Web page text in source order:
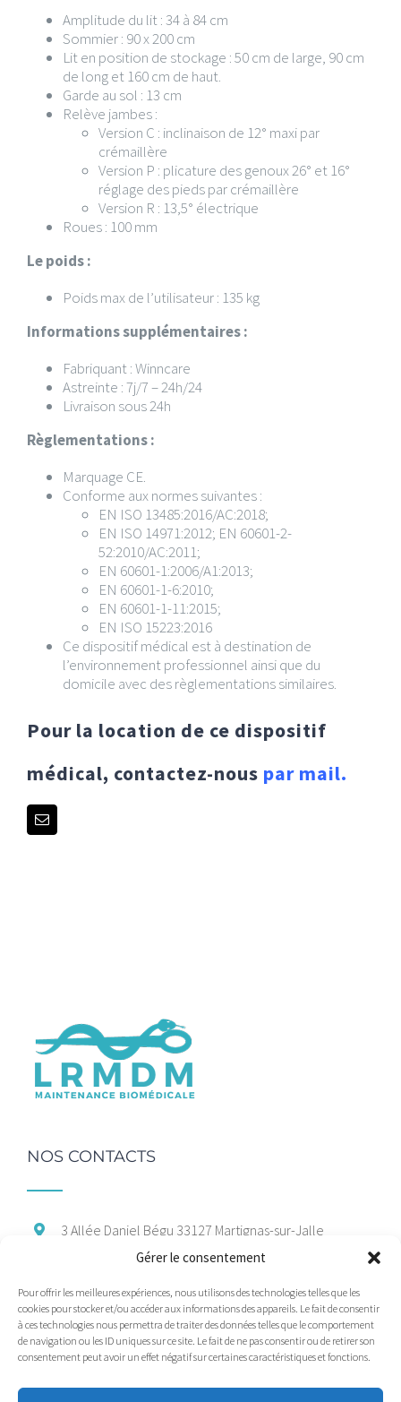
Gérer le consentement
Pour offrir les meilleures expériences, nous utilisons des technologies telles que les
cookies pour stocker et/ou accéder aux informations des appareils. Le fait de consentir
à ces technologies nous permettra de traiter des données telles que le comportement
de navigation ou les ID uniques sur ce site. Le fait de ne pas consentir ou de retirer son
consentement peut avoir un effet négatif sur certaines caractéristiques et fonctions.
Amplitude du lit : 34 à 84 cm
Sommier : 90 x 200 cm
Lit en position de stockage : 50 cm de large, 90 cm
de long et 160 cm de haut.
Garde au sol : 13 cm
Relève jambes :
Version C : inclinaison de 12° maxi par
crémaillère
Version P : plicature des genoux 26° et 16°
réglage des pieds par crémaillère
Version R : 13,5° électrique
Roues : 100 mm
Le poids :
Poids max de l’utilisateur : 135 kg
Informations supplémentaires :
Fabriquant : Winncare
Astreinte : 7j/7 – 24h/24
Livraison sous 24h
Règlementations :
Marquage CE.
Conforme aux normes suivantes :
EN ISO 13485:2016/AC:2018;
EN ISO 14971:2012; EN 60601-2-
52:2010/AC:2011;
EN 60601-1:2006/A1:2013;
EN 60601-1-6:2010;
EN 60601-1-11:2015;
EN ISO 15223:2016
Ce dispositif médical est à destination de
l’environnement professionnel ainsi que du
domicile avec des règlementations similaires.
Pour la location de ce dispositif
médical, contactez-nous par mail.
NOS CONTACTS
3 Allée Daniel Bégu 33127 Martignas-sur-Jalle
06 47 66 37 88
marcom@maintenance-medicale.com